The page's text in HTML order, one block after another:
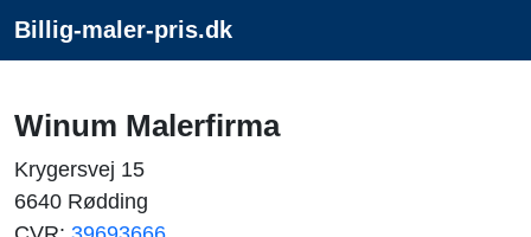
Billig-maler-pris.dk
Winum Malerfirma
Krygersvej 15
6640 Rødding